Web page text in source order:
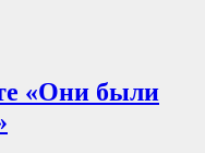
«Они были